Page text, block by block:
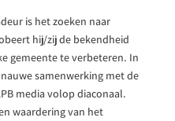
is het zoeken naar
hij/zij de bekendheid
gemeente te verbeteren. In
samenwerking met de
media volop diaconaal.
waardering van het